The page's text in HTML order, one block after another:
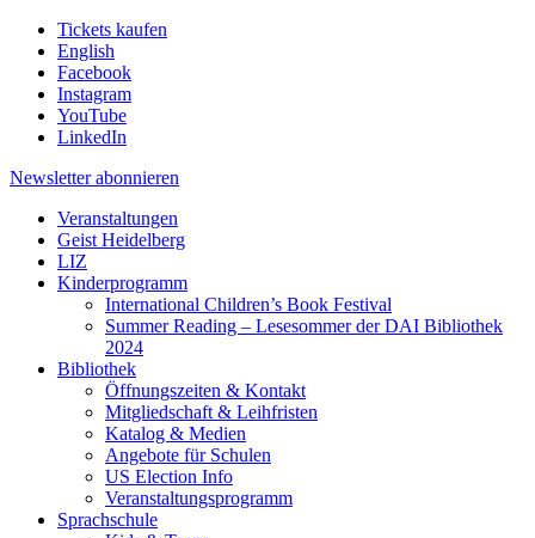
Tickets kaufen
English
Facebook
Instagram
YouTube
LinkedIn
Newsletter abonnieren
Veranstaltungen
Geist Heidelberg
LIZ
Kinderprogramm
International Children’s Book Festival
Summer Reading – Lesesommer der DAI Bibliothek
2024
Bibliothek
Öffnungszeiten & Kontakt
Mitgliedschaft & Leihfristen
Katalog & Medien
Angebote für Schulen
US Election Info
Veranstaltungsprogramm
Sprachschule